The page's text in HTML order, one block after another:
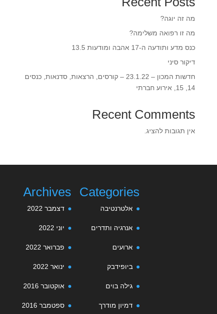
מה זה יוגה?
מה זו רפואה משלימה?
כנס מדע ותודעה ה-17 אהבה ומודעות 13.5‎‎
דיקור סיני
חדשות המכון – 23.1.22 – קורסים, הרצאות, סדנאות, כנסים
14, 15, אירוע חברתי
Recent Comments
אין תגובות להציג.
Archives
דצמבר 2022
יוני 2022
פברואר 2022
ינואר 2022
אוקטובר 2016
ספטמבר 2016
Categories
אלטרנטיבה
אנרגיה ותדרים
ארועים
ביופידבק
גילה בוים
דמיון מודרך